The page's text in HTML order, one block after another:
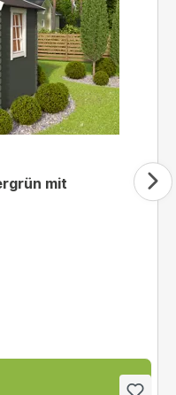
mit